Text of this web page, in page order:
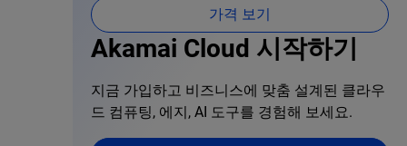
가격 보기
Akamai Cloud 시작하기
지금 가입하고 비즈니스에 맞춤 설계된 클라우
드 컴퓨팅, 에지, AI 도구를 경험해 보세요.